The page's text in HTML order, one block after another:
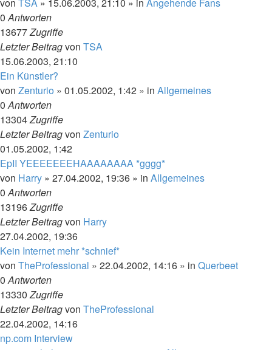
0Antworten
13677Zugriffe
Letzter Beitragvon TSA
15.06.2003, 21:10
Ein Künstler?
von Zenturio » 01.05.2002, 1:42 » in Allgemeines
0Antworten
13304Zugriffe
Letzter Beitragvon Zenturio
01.05.2002, 1:42
EpII YEEEEEEEHAAAAAAAA *gggg*
von Harry » 27.04.2002, 19:36 » in Allgemeines
0Antworten
13196Zugriffe
Letzter Beitragvon Harry
27.04.2002, 19:36
Kein Internet mehr *schnief*
von TheProfessional » 22.04.2002, 14:16 » in Querbeet
0Antworten
13330Zugriffe
Letzter Beitragvon TheProfessional
22.04.2002, 14:16
np.com Interview